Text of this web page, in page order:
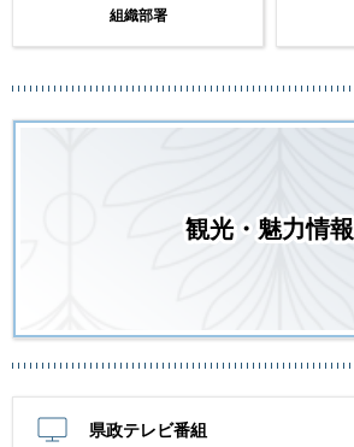
組織部署
観光・魅力情報
県政テレビ番組